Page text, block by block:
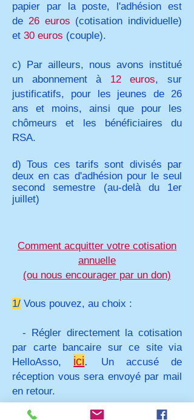
papier par la poste, l'adhésion est
de 26 euros (cotisation individuelle)
et 30 euros (couple).
c) Par ailleurs, nous avons institué
un abonnement à 12 euros, sur
justificatifs, pour les jeunes de 26
ans et moins, ainsi que pour les
chômeurs et les bénéficiaires du
RSA.
d) Tous ces tarifs sont divisés par
deux en cas d'adhésion pour le seul
second semestre (au-delà du 1er
juillet)
Comment acquitter votre cotisation
annuelle
(ou nous encourager par un don)
1/ Vous pouvez, au choix :
- Régler directement la cotisation
par carte bancaire sur ce site via
HelloAsso, ici.
Un accusé de
réception vous sera envoyé par mail
en retour.